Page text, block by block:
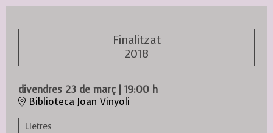
Finalitzat
2018
divendres 23 de març | 19:00 h
Biblioteca Joan Vinyoli
Lletres